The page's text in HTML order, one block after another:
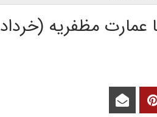
مظفریه (خرداد ۱۳۲۷)